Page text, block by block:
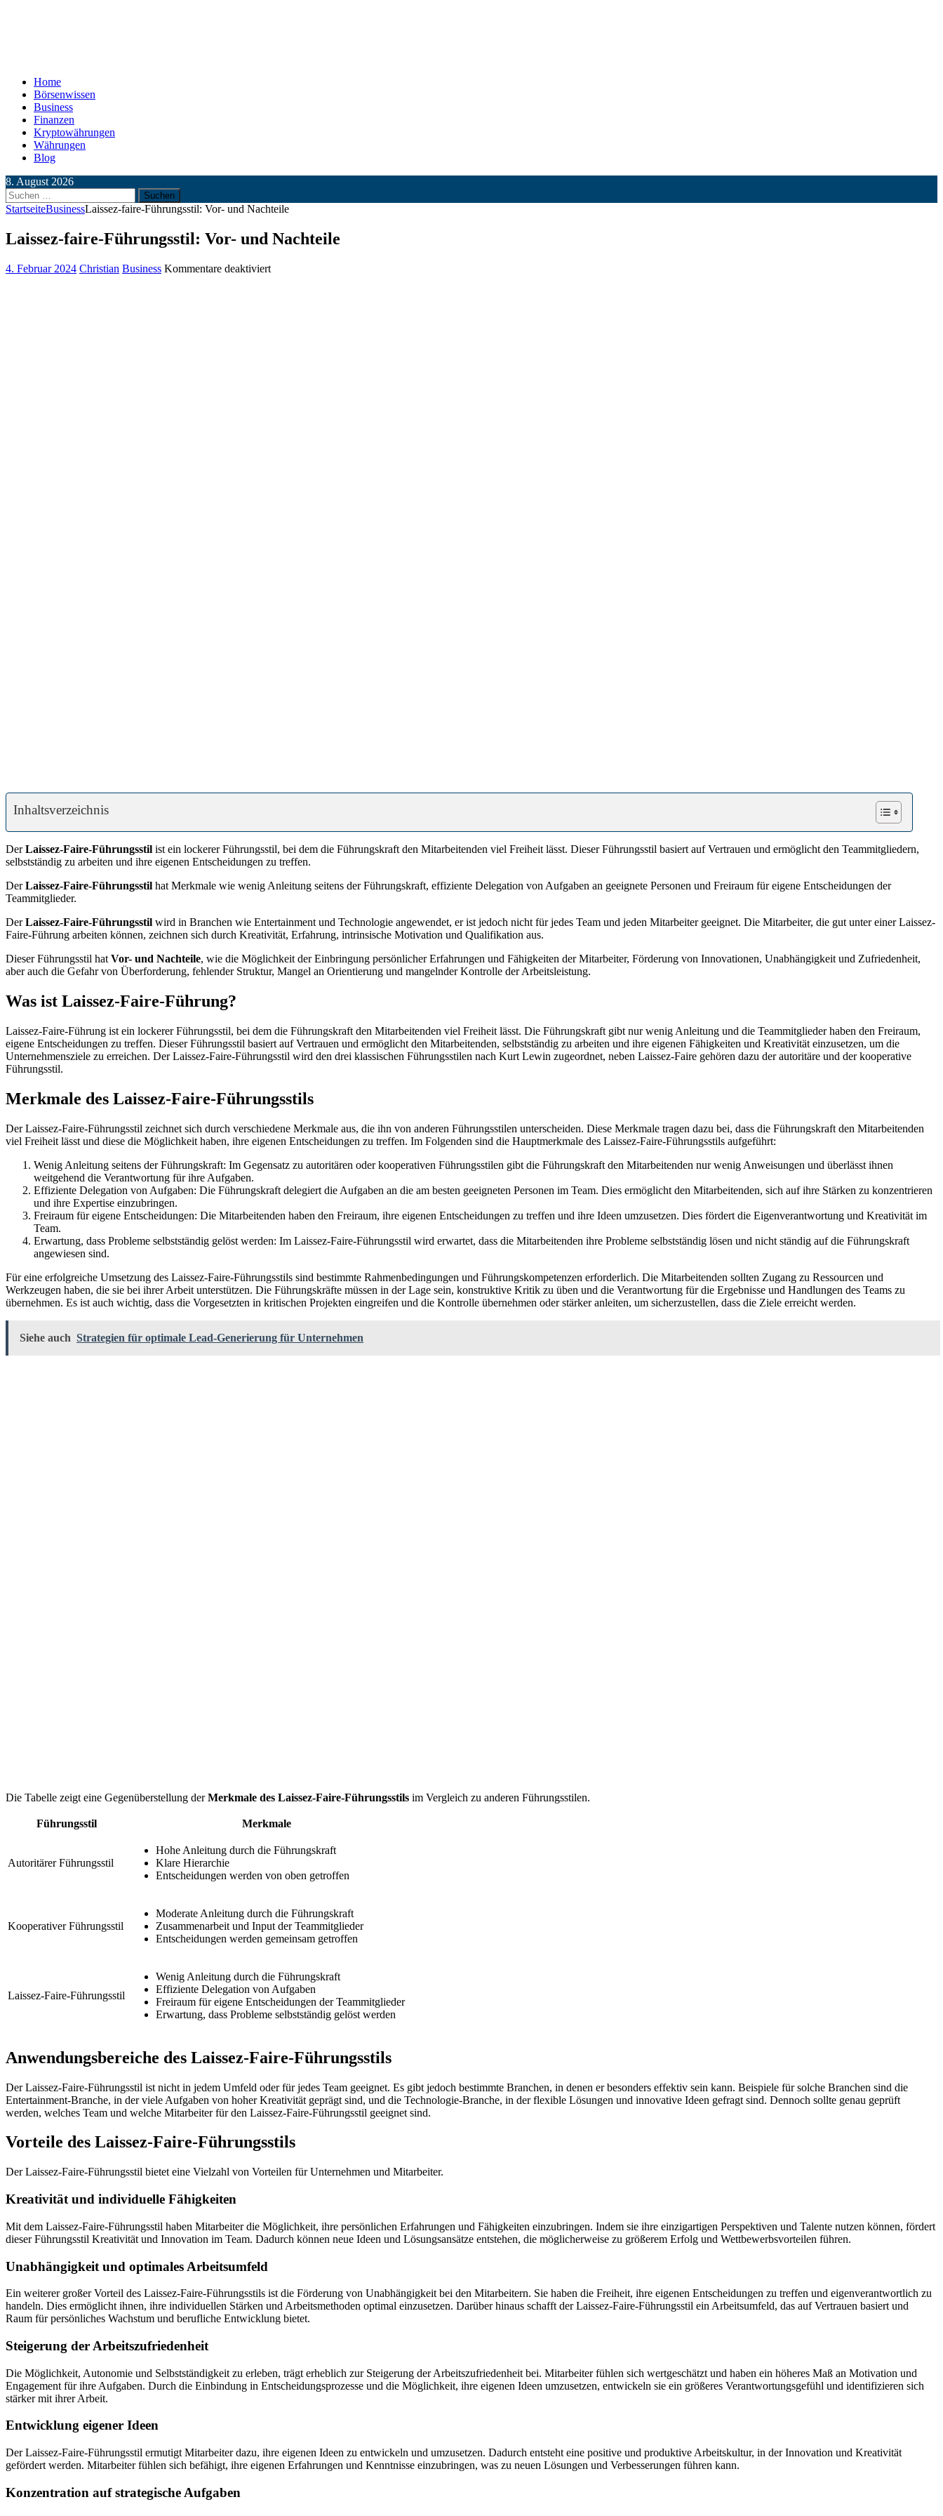
Home
Börsenwissen
Business
Finanzen
Kryptowährungen
Währungen
Blog
8. August 2026
Suchen
nach:
StartseiteBusinessLaissez-faire-Führungsstil: Vor- und Nachteile
Laissez-faire-Führungsstil: Vor- und Nachteile
4. Februar 2024 Christian Business Kommentare deaktiviertfür
Inhaltsverzeichnis
DerLaissez-Faire-Führungsstil ist ein lockerer Führungsstil, bei dem die Führungskraft den Mitarbeitenden viel Freiheit lässt. Dieser Führungsstil basiert auf Vertrauen und ermöglicht den Teammitgliedern,
selbstständig zu arbeiten und ihre eigenen Entscheidungen zu treffen.
DerLaissez-Faire-Führungsstil hat Merkmale wie wenig Anleitung seitens der Führungskraft, effiziente Delegation von Aufgaben an geeignete Personen und Freiraum für eigene Entscheidungen der
Teammitglieder.
DerLaissez-Faire-Führungsstil wird in Branchen wie Entertainment und Technologie angewendet, er ist jedoch nicht für jedes Team und jeden Mitarbeiter geeignet. Die Mitarbeiter, die gut unter einer Laissez-
Faire-Führung arbeiten können, zeichnen sich durch Kreativität, Erfahrung, intrinsische Motivation und Qualifikation aus.
Dieser Führungsstil hat Vor- und Nachteile, wie die Möglichkeit der Einbringung persönlicher Erfahrungen und Fähigkeiten der Mitarbeiter, Förderung von Innovationen, Unabhängigkeit und Zufriedenheit,
aber auch die Gefahr von Überforderung, fehlender Struktur, Mangel an Orientierung und mangelnder Kontrolle der Arbeitsleistung.
Was ist Laissez-Faire-Führung?
Laissez-Faire-Führung ist ein lockerer Führungsstil, bei dem die Führungskraft den Mitarbeitenden viel Freiheit lässt. Die Führungskraft gibt nur wenig Anleitung und die Teammitglieder haben den Freiraum,
eigene Entscheidungen zu treffen. Dieser Führungsstil basiert auf Vertrauen und ermöglicht den Mitarbeitenden, selbstständig zu arbeiten und ihre eigenen Fähigkeiten und Kreativität einzusetzen, um die
Unternehmensziele zu erreichen. Der Laissez-Faire-Führungsstil wird den drei klassischen Führungsstilen nach Kurt Lewin zugeordnet, neben Laissez-Faire gehören dazu der autoritäre und der kooperative
Führungsstil.
Merkmale des Laissez-Faire-Führungsstils
Der Laissez-Faire-Führungsstil zeichnet sich durch verschiedene Merkmale aus, die ihn von anderen Führungsstilen unterscheiden. Diese Merkmale tragen dazu bei, dass die Führungskraft den Mitarbeitenden
viel Freiheit lässt und diese die Möglichkeit haben, ihre eigenen Entscheidungen zu treffen. Im Folgenden sind die Hauptmerkmale des Laissez-Faire-Führungsstils aufgeführt:
Wenig Anleitung seitens der Führungskraft: Im Gegensatz zu autoritären oder kooperativen Führungsstilen gibt die Führungskraft den Mitarbeitenden nur wenig Anweisungen und überlässt ihnen
weitgehend die Verantwortung für ihre Aufgaben.
Effiziente Delegation von Aufgaben: Die Führungskraft delegiert die Aufgaben an die am besten geeigneten Personen im Team. Dies ermöglicht den Mitarbeitenden, sich auf ihre Stärken zu konzentrieren
und ihre Expertise einzubringen.
Freiraum für eigene Entscheidungen: Die Mitarbeitenden haben den Freiraum, ihre eigenen Entscheidungen zu treffen und ihre Ideen umzusetzen. Dies fördert die Eigenverantwortung und Kreativität im
Team.
Erwartung, dass Probleme selbstständig gelöst werden: Im Laissez-Faire-Führungsstil wird erwartet, dass die Mitarbeitenden ihre Probleme selbstständig lösen und nicht ständig auf die Führungskraft
angewiesen sind.
Für eine erfolgreiche Umsetzung des Laissez-Faire-Führungsstils sind bestimmte Rahmenbedingungen und Führungskompetenzen erforderlich. Die Mitarbeitenden sollten Zugang zu Ressourcen und
Werkzeugen haben, die sie bei ihrer Arbeit unterstützen. Die Führungskräfte müssen in der Lage sein, konstruktive Kritik zu üben und die Verantwortung für die Ergebnisse und Handlungen des Teams zu
übernehmen. Es ist auch wichtig, dass die Vorgesetzten in kritischen Projekten eingreifen und die Kontrolle übernehmen oder stärker anleiten, um sicherzustellen, dass die Ziele erreicht werden.
Siehe auch Strategien für optimale Lead-Generierung für Unternehmen
Die Tabelle zeigt eine Gegenüberstellung derMerkmale des Laissez-Faire-Führungsstils im Vergleich zu anderen Führungsstilen.
Führungsstil Merkmale
Autoritärer Führungsstil
Hohe Anleitung durch die Führungskraft
Klare Hierarchie
Entscheidungen werden von oben getroffen
Kooperativer Führungsstil
Moderate Anleitung durch die Führungskraft
Zusammenarbeit und Input der Teammitglieder
Entscheidungen werden gemeinsam getroffen
Laissez-Faire-Führungsstil
Wenig Anleitung durch die Führungskraft
Effiziente Delegation von Aufgaben
Freiraum für eigene Entscheidungen der Teammitglieder
Erwartung, dass Probleme selbstständig gelöst werden
Anwendungsbereiche des Laissez-Faire-Führungsstils
Der Laissez-Faire-Führungsstil ist nicht in jedem Umfeld oder für jedes Team geeignet. Es gibt jedoch bestimmte Branchen, in denen er besonders effektiv sein kann. Beispiele für solche Branchen sind die
Entertainment-Branche, in der viele Aufgaben von hoher Kreativität geprägt sind, und die Technologie-Branche, in der flexible Lösungen und innovative Ideen gefragt sind. Dennoch sollte genau geprüft
werden, welches Team und welche Mitarbeiter für den Laissez-Faire-Führungsstil geeignet sind.
Vorteile des Laissez-Faire-Führungsstils
Der Laissez-Faire-Führungsstil bietet eine Vielzahl von Vorteilen für Unternehmen und Mitarbeiter.
Kreativität und individuelle Fähigkeiten
Mit dem Laissez-Faire-Führungsstil haben Mitarbeiter die Möglichkeit, ihre persönlichen Erfahrungen und Fähigkeiten einzubringen. Indem sie ihre einzigartigen Perspektiven und Talente nutzen können, fördert
dieser Führungsstil Kreativität und Innovation im Team. Dadurch können neue Ideen und Lösungsansätze entstehen, die möglicherweise zu größerem Erfolg und Wettbewerbsvorteilen führen.
Unabhängigkeit und optimales Arbeitsumfeld
Ein weiterer großer Vorteil des Laissez-Faire-Führungsstils ist die Förderung von Unabhängigkeit bei den Mitarbeitern. Sie haben die Freiheit, ihre eigenen Entscheidungen zu treffen und eigenverantwortlich zu
handeln. Dies ermöglicht ihnen, ihre individuellen Stärken und Arbeitsmethoden optimal einzusetzen. Darüber hinaus schafft der Laissez-Faire-Führungsstil ein Arbeitsumfeld, das auf Vertrauen basiert und
Raum für persönliches Wachstum und berufliche Entwicklung bietet.
Steigerung der Arbeitszufriedenheit
Die Möglichkeit, Autonomie und Selbstständigkeit zu erleben, trägt erheblich zur Steigerung der Arbeitszufriedenheit bei. Mitarbeiter fühlen sich wertgeschätzt und haben ein höheres Maß an Motivation und
Engagement für ihre Aufgaben. Durch die Einbindung in Entscheidungsprozesse und die Möglichkeit, ihre eigenen Ideen umzusetzen, entwickeln sie ein größeres Verantwortungsgefühl und identifizieren sich
stärker mit ihrer Arbeit.
Entwicklung eigener Ideen
Der Laissez-Faire-Führungsstil ermutigt Mitarbeiter dazu, ihre eigenen Ideen zu entwickeln und umzusetzen. Dadurch entsteht eine positive und produktive Arbeitskultur, in der Innovation und Kreativität
gefördert werden. Mitarbeiter fühlen sich befähigt, ihre eigenen Erfahrungen und Kenntnisse einzubringen, was zu neuen Lösungen und Verbesserungen führen kann.
Konzentration auf strategische Aufgaben